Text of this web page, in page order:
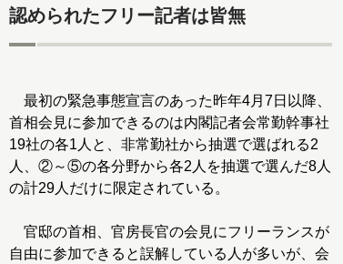
認められたフリー記者は皆無
最初の緊急事態宣言のあった昨年4月7日以降、
首相会見に参加できるのは内閣記者会常勤幹事社
19社の各1人と、非常勤社から抽選で選ばれる2
人、②～⑤の各分野から各2人を抽選で選んだ8人
の計29人だけに限定されている。
官邸の首相、官房長官の会見にフリーランスが
自由に参加できると誤解している人が多いが、会